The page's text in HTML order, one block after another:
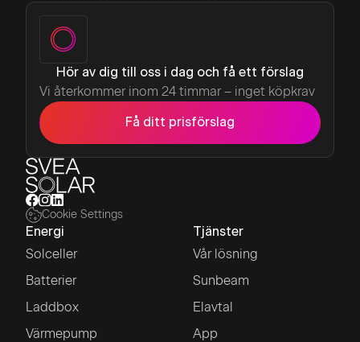
Hör av dig till oss i dag och få ett förslag
Vi återkommer inom 24 timmar – inget köpkrav
Få ditt prisförslag
Cookie Settings
Energi
Solceller
Batterier
Laddbox
Värmepump
Tjänster
Vår lösning
Sunbeam
Elavtal
App